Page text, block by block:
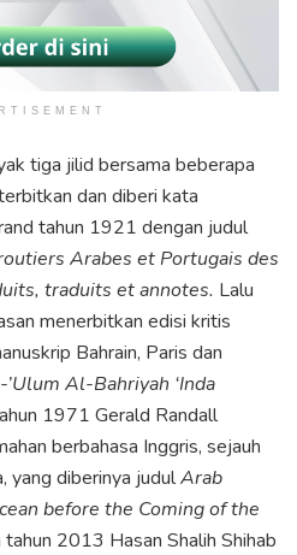
tiga jilid bersama beberapa
dan diberi kata
tahun 1921 dengan judul
Arabes et Portugais des
traduits et annotes. Lalu
menerbitkan edisi kritis
Bahrain, Paris dan
Al-Bahriyah ‘Inda
1971 Gerald Randall
berbahasa Inggris, sejauh
yang diberinya judulArab
before the Coming of the
tahun 2013 Hasan Shalih Shihab